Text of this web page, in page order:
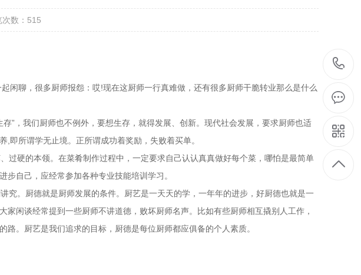
次数：515
聊，很多厨师报怨：哎!现在这厨师一行真难做，还有很多厨师干脆转业那么是什么
”，我们厨师也不例外，要想生存，就得发展、创新。现代社会发展，要求厨师也适
养,即所谓学无止境。正所谓成功着奖励，失败着买单。
硬的本领。在菜肴制作过程中，一定要求自己认认真真做好每个菜，哪怕是最简单
进步自己，应经常参加各种专业技能培训学习。
。厨德就是厨师发展的条件。厨艺是一天天的学，一年年的进步，好厨德也就是一
闲谈经常提到一些厨师不讲道德，败坏厨师名声。比如有些厨师相互撬别人工作，
。厨艺是我们追求的目标，厨德是每位厨师都应俱备的个人素质。